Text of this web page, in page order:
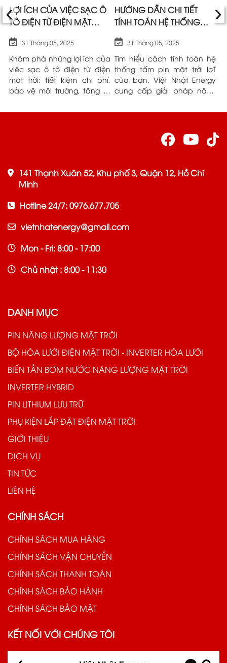
LỢI ÍCH CỦA VIỆC SẠC Ô
TÔ ĐIỆN TỪ ĐIỆN MẶT
31 Tháng 05, 2025
Khám phá những lợi ích của
việc sạc ô tô điện từ điện
mặt trời: tiết kiệm chi phí,
bảo vệ môi trường, tăng tự
hành cùng bạn.
HƯỚNG DẪN CHI TIẾT
TÍNH TOÁN HỆ THỐNG
VIỆT NHẬT ENERGY
31 Tháng 05, 2025
Tìm hiểu cách tính toán hệ
thống tấm pin mặt trời IoT
của bạn. Việt Nhật Energy
cung cấp giải pháp năng
‹ ›
141 Thạnh Xuân 52, Khu phố 3, Quận 12, Hồ Chí
Minh
Hotline 24/7: 0976.677.705
vietnhatenergy@gmail.com
Mon - Fri: 8:00 - 17:00
Chủ nhật : 8:00 - 11:30
DANH MỤC
PIN NĂNG LƯỢNG MẶT TRỜI
BỘ HÒA LƯỚI ĐIỆN MẶT TRỜI - INVERTER HÒA LƯỚI
BIẾN TẦN BƠM NƯỚC NĂNG LƯỢNG MẶT TRỜI
INVERTER HYBRID
PIN LITHIUM LƯU TRỮ
PHỤ KIỆN LẮP ĐẶT ĐIỆN MẶT TRỜI
GIỚI THIỆU
DỊCH VỤ
TIN TỨC
LIÊN HỆ
CHÍNH SÁCH
CHÍNH SÁCH MUA HÀNG
CHÍNH SÁCH VẬN CHUYỂN
CHÍNH SÁCH THANH TOÁN
CHÍNH SÁCH BẢO HÀNH
CHÍNH SÁCH BẢO MẬT
KẾT NỐI VỚI CHÚNG TÔI